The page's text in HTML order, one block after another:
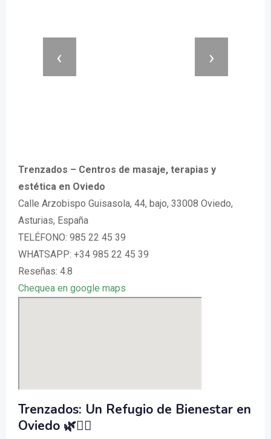
‹ ›
Trenzados – Centros de masaje, terapias y
estética en Oviedo
Calle Arzobispo Guisasola, 44, bajo, 33008 Oviedo,
Asturias, España
TELÉFONO: 985 22 45 39
WHATSAPP: +34 985 22 45 39
Reseñas: 4.8
Chequea en google maps
Trenzados: Un Refugio de Bienestar en
Oviedo 🌿💆‍♀️